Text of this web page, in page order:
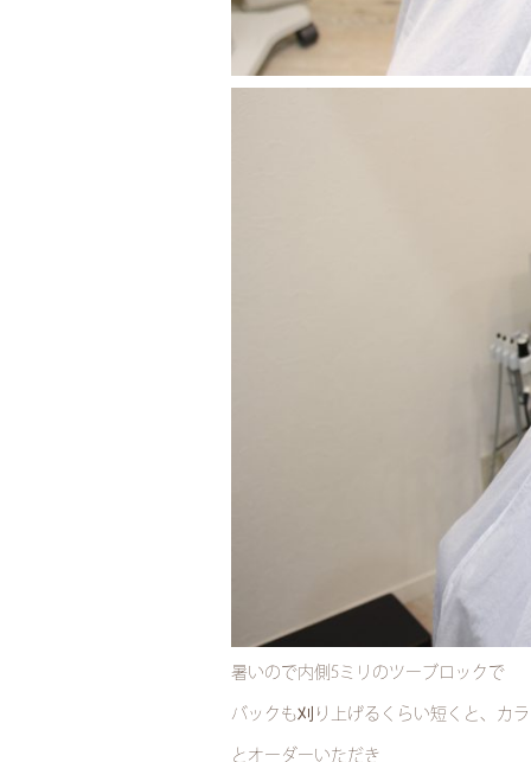
暑いので内側5ミリのツーブロックで
バックも刈り上げるくらい短くと、カ
とオーダーいただき